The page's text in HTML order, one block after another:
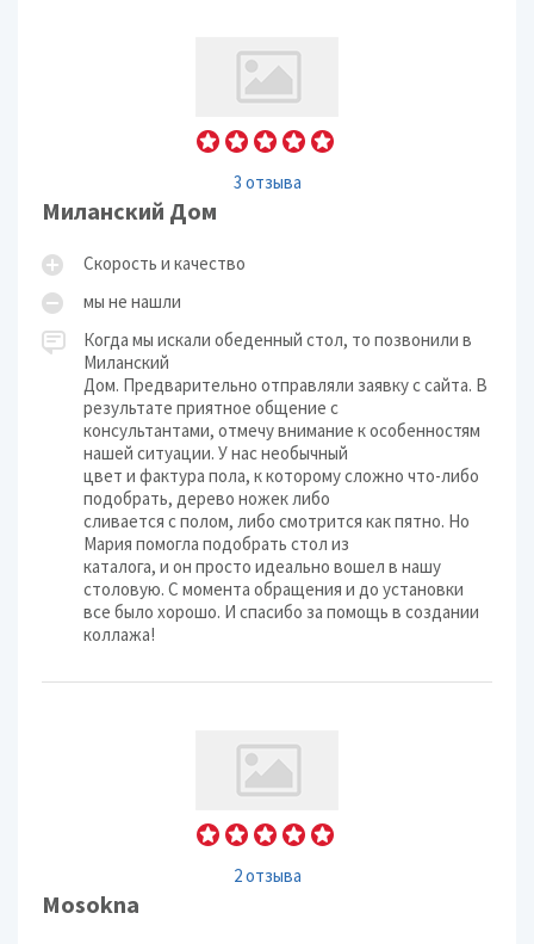
3 отзыва
Миланский Дом
Скорость и качество
мы не нашли
Когда мы искали обеденный стол, то позвонили в
Миланский
Дом. Предварительно отправляли заявку с сайта. В
результате приятное общение с
консультантами, отмечу внимание к особенностям
нашей ситуации. У нас необычный
цвет и фактура пола, к которому сложно что-либо
подобрать, дерево ножек либо
сливается с полом, либо смотрится как пятно. Но
Мария помогла подобрать стол из
каталога, и он просто идеально вошел в нашу
столовую. С момента обращения и до установки
все было хорошо. И спасибо за помощь в создании
коллажа!
2 отзыва
Mosokna